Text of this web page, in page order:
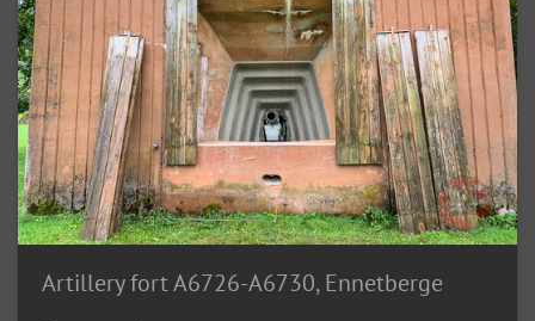
Artillery fort A6726-A6730, Ennetberge